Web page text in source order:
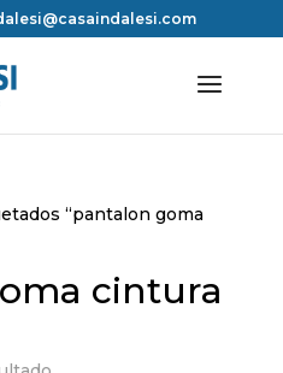
“pantalon goma
cintura